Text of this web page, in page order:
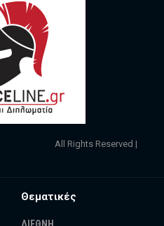
All Rights Reserved |
Θεματικές